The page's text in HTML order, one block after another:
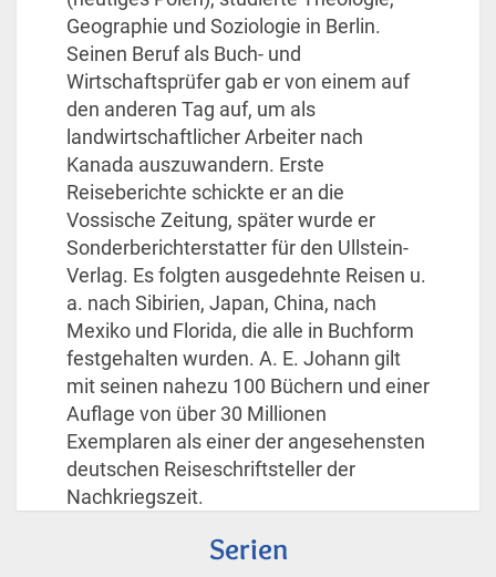
Geographie und Soziologie in Berlin.
Seinen Beruf als Buch- und
Wirtschaftsprüfer gab er von einem auf
den anderen Tag auf, um als
landwirtschaftlicher Arbeiter nach
Kanada auszuwandern. Erste
Reiseberichte schickte er an die
Vossische Zeitung, später wurde er
Sonderberichterstatter für den Ullstein-
Verlag. Es folgten ausgedehnte Reisen u.
a. nach Sibirien, Japan, China, nach
Mexiko und Florida, die alle in Buchform
festgehalten wurden. A. E. Johann gilt
mit seinen nahezu 100 Büchern und einer
Auflage von über 30 Millionen
Exemplaren als einer der angesehensten
deutschen Reiseschriftsteller der
Nachkriegszeit.
Serien